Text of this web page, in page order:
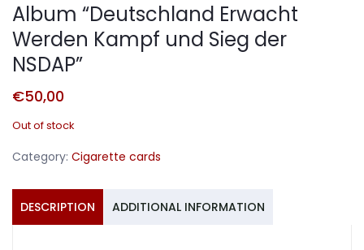
Album “Deutschland Erwacht
Werden Kampf und Sieg der
NSDAP”
€50,00
Out of stock
Category: Cigarette cards
DESCRIPTION ADDITIONAL INFORMATION